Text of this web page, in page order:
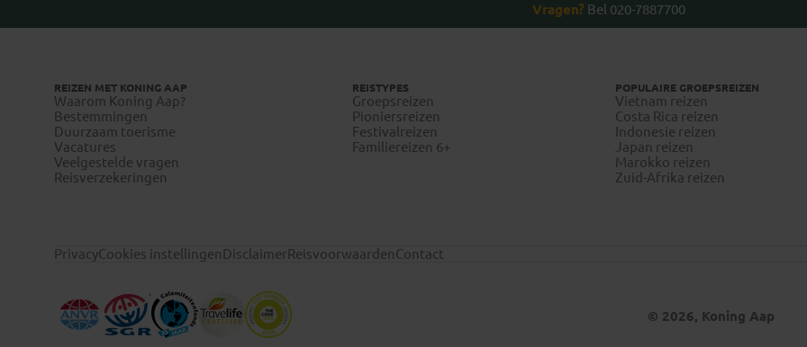
Vragen? Bel 020-7887700
REIZEN MET KONING AAP
Waarom Koning Aap?
Bestemmingen
Duurzaam toerisme
Vacatures
Veelgestelde vragen
Reisverzekeringen
REISTYPES
Groepsreizen
Pioniersreizen
Festivalreizen
Familiereizen 6+
POPULAIRE GROEPSREIZEN
Vietnam reizen
Costa Rica reizen
Indonesie reizen
Japan reizen
Marokko reizen
Zuid-Afrika reizen
PrivacyCookies instellingen DisclaimerReisvoorwaardenContact
© 2026, Koning Aap